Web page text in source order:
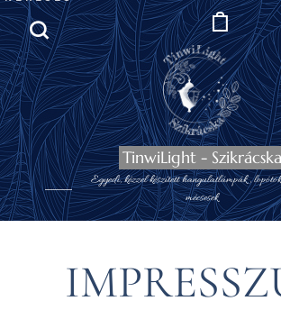
TinwiLight - Szikrácska
Egyedi, kézzel készített hangulatlámpák ,
mécsesek